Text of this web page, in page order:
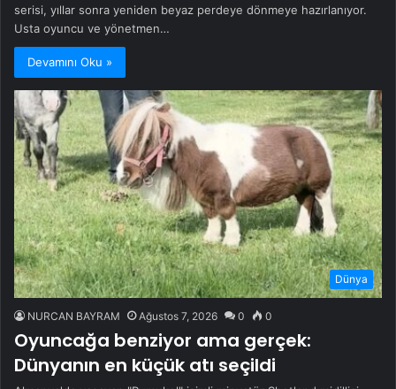
serisi, yıllar sonra yeniden beyaz perdeye dönmeye hazırlanıyor.
Usta oyuncu ve yönetmen…
Devamını Oku »
Dünya
NURCAN BAYRAM Ağustos 7, 2026 0 0
Oyuncağa benziyor ama gerçek:
Dünyanın en küçük atı seçildi